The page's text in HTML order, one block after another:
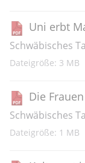
Uni erbt
Schwäbisches
Dateigröße: 3 MB
Die
Schwäbisches
Dateigröße: 1 MB